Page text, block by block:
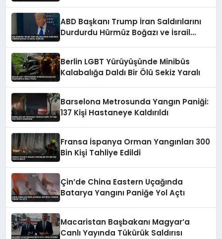
ABD Başkanı Trump İran Saldırılarını
Durdurdu Hürmüz Boğazı ve İsrail
Berlin LGBT Yürüyüşünde Minibüs
Kalabalığa Daldı Bir Ölü Sekiz Yaralı
Barselona Metrosunda Yangın Paniği:
137 Kişi Hastaneye Kaldırıldı
Fransa İspanya Orman Yangınları 300
Bin Kişi Tahliye Edildi
Çin’de China Eastern Uçağında
Batarya Yangını Paniğe Yol Açtı
Macaristan Başbakanı Magyar’a
Canlı Yayında Tükürük Saldırısı